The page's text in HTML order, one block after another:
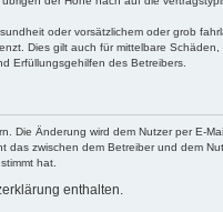
oder vorsätzlichem oder grob
Dies gilt auch für mittelbare
Erfüllungsgehilfen des Betreibers.
Die Änderung wird dem Nutzer per E-
zwischen dem Betreiber und dem
hat.
enthalten.